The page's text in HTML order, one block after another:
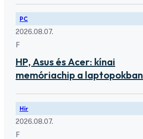
PC
2026.08.07.
F
HP, Asus és Acer: kínai
memóriachip a laptopokban
Hír
2026.08.07.
F